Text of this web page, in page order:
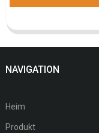
NAVIGATION
Heim
Produkt